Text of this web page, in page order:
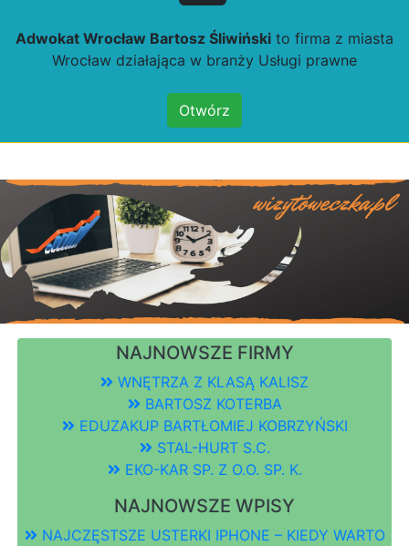
Adwokat Wrocław Bartosz Śliwiński to firma z miasta
Wrocław działająca w branży Usługi prawne
Otwórz
NAJNOWSZE FIRMY
WNĘTRZA Z KLASĄ KALISZ
BARTOSZ KOTERBA
EDUZAKUP BARTŁOMIEJ KOBRZYŃSKI
STAL-HURT S.C.
EKO-KAR SP. Z O.O. SP. K.
NAJNOWSZE WPISY
NAJCZĘSTSZE USTERKI IPHONE – KIEDY WARTO